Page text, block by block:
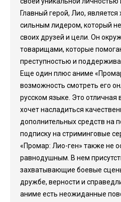
Главный герой, Лио,
сильным лидером, который
своих друзей и цели. Он
товарищами, которые
преступностью и
Еще один плюс аниме
возможность смотреть его
русском языке. Это отличная
хочет насладиться
дополнительных средств на
подписку на стриминговые
«Промар: Лио-ген» также не
равнодушным. В нем
захватывающие боевые
дружбе, верности и
аниме есть неожиданные